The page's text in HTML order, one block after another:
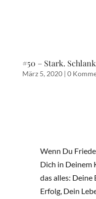
#50 – Stark.
März 5, 2020| 0
Wenn Du
Dich in Deinem
das alles: Deine
Erfolg, Dein